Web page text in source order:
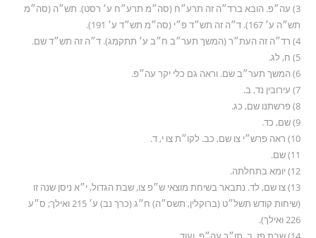
3) עה״פ. הובא ברד״ה זה תרע״ח (סה״מ תרע״ח ע׳ רסט). תש״ה (סה״מ
תש״ה ע׳ 167). ד״ה זה תש״ד פ״י (סה״מ תש״ד ע׳ 191).
4) רד״ה זה העת״ר (המשך תער״ב ח״ב ע׳ תתקמג). ד״ה זה תש״ד שם.
5) ח, לג.
6) המשך תער״ב שם. וראה גם כלי יקר עה״פ.
7) עירובין נד, ב.
8) פרשתנו שם, כג.
9) שם, כד.
10) ראה פרש״י צו שם, כב. לקו״ת צו י, ד.
11) שם.
12) יומא בתחלתה.
13) צו שם, לד. נתבאר בשיחת מוצאי ש״פ צו, שבת הגדול, י״א ניסן שנה זו
(שיחות קודש תשל״ט (ברוקלין, תשס״ה) ח״ג (כרך נב) ע׳ 215 ואילך; ס״ע
226 ואילך).